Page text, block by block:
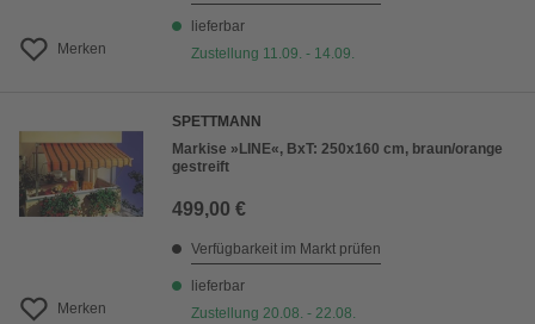
Merken
lieferbar
Zustellung 11.09. - 14.09.
Merken
SPETTMANN
Markise »LINE«, BxT: 250x160 cm, braun/orange
gestreift
499,00 €
Verfügbarkeit im Markt prüfen
lieferbar
Zustellung 20.08. - 22.08.